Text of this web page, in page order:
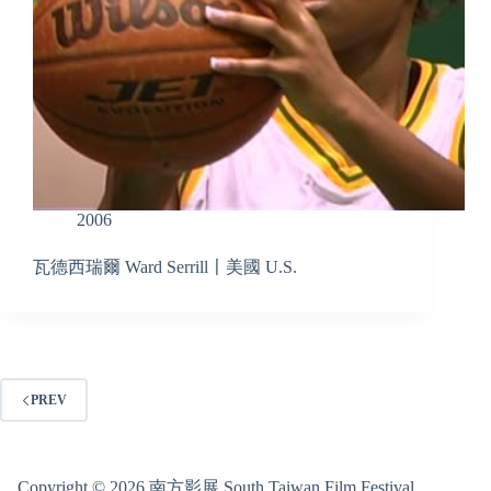
2006
瓦德西瑞爾 Ward Serrill〡美國 U.S.
PREV